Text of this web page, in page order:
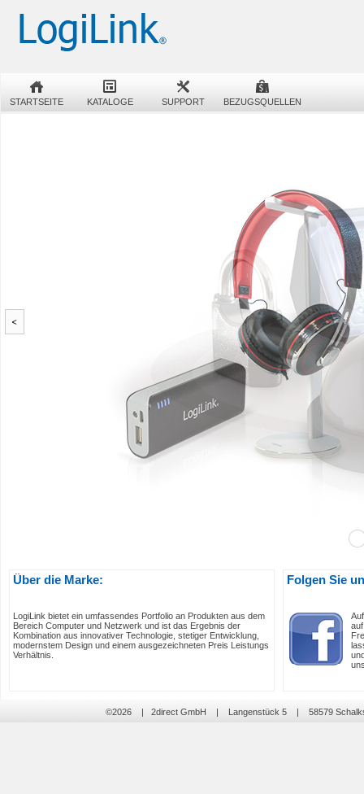
STARTSEITE KATALOGE SUPPORT BEZUGSQUELLEN
Über die Marke:
LogiLink bietet ein umfassendes Portfolio an Produkten aus dem
Bereich Computer und Netzwerk und ist das Ergebnis der
Kombination aus innovativer Technologie, stetiger Entwicklung,
modernstem Design und einem ausgezeichneten Preis Leistungs
Verhältnis.
Folgen Sie
©2026 | 2direct GmbH | Langenstück 5 | 58579